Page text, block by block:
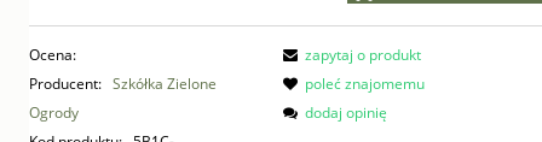
Ocena:
Producent: Szkółka Zielone
Ogrody
zapytaj o produkt
poleć znajomemu
dodaj opinię